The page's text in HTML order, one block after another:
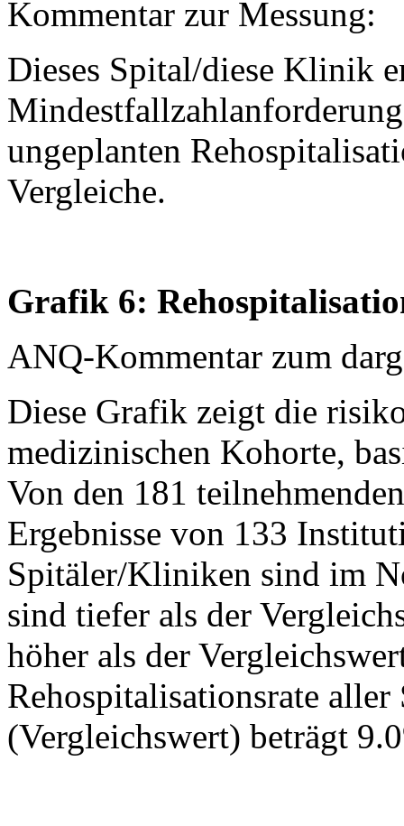
Kommentar zur Messung:
Dieses Spital/diese Klinik
ungeplanten
Vergleiche.
Grafik 6:
ANQ-Kommentar zum
Diese Grafik zeigt die
medizinischen Kohorte,
Von den 181
Ergebnisse von 133
Spitäler/Kliniken sind im
sind tiefer als der
höher als der
Rehospitalisationsrate
(Vergleichswert) beträgt